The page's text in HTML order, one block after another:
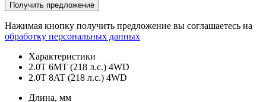
Получить предложение
Нажимая кнопку получить предложение вы соглашаетесь на
обработку персональных данных
Характеристики
2.0T 6MT (218 л.с.) 4WD
2.0T 8AT (218 л.с.) 4WD
Длина, мм